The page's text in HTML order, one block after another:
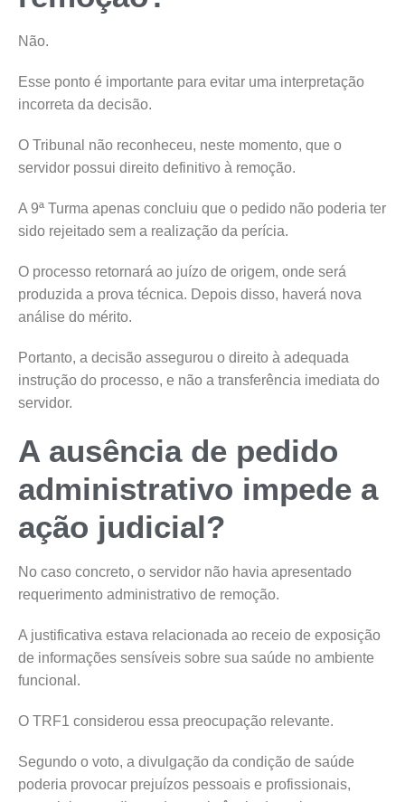
Não.
Esse ponto é importante para evitar uma interpretação
incorreta da decisão.
O Tribunal não reconheceu, neste momento, que o
servidor possui direito definitivo à remoção.
A 9ª Turma apenas concluiu que o pedido não poderia ter
sido rejeitado sem a realização da perícia.
O processo retornará ao juízo de origem, onde será
produzida a prova técnica. Depois disso, haverá nova
análise do mérito.
Portanto, a decisão assegurou o direito à adequada
instrução do processo, e não a transferência imediata do
servidor.
A ausência de pedido
administrativo impede a
ação judicial?
No caso concreto, o servidor não havia apresentado
requerimento administrativo de remoção.
A justificativa estava relacionada ao receio de exposição
de informações sensíveis sobre sua saúde no ambiente
funcional.
O TRF1 considerou essa preocupação relevante.
Segundo o voto, a divulgação da condição de saúde
poderia provocar prejuízos pessoais e profissionais,